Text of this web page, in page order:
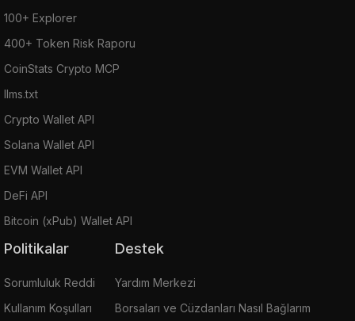
100+ Explorer
400+ Token Risk Raporu
CoinStats Crypto MCP
llms.txt
Crypto Wallet API
Solana Wallet API
EVM Wallet API
DeFi API
Bitcoin (xPub) Wallet API
Politikalar
Sorumluluk Reddi
Kullanım Koşulları
Destek
Yardım Merkezi
Borsaları ve Cüzdanları Nasıl Bağlarım